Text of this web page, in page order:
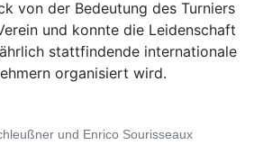
von der Bedeutung des Turniers
und konnte die Leidenschaft
stattfindende internationale
organisiert wird.
und Enrico Sourisseaux